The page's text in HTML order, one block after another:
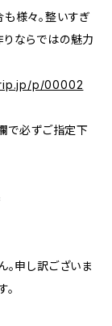
様々。整いすぎ
ならではの魅力
p/00002
必ずご指定下
申し訳ございま